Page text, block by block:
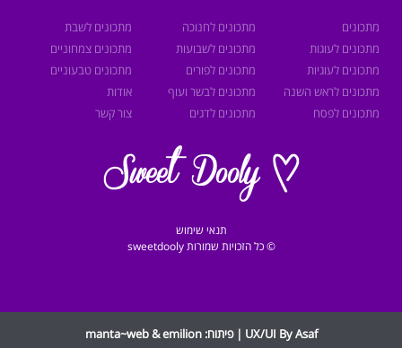
מתכונים
מתכונים לעוגות
מתכונים לעוגיות
מתכונים לראש השנה
מתכונים לפסח
מתכונים לחנוכה
מתכונים לשבועות
מתכונים לפורים
מתכונים לבשר ועוף
מתכונים לדגים
מתכונים לשבת
מתכונים צמחוניים
מתכונים טבעוניים
אודות
צור קשר
תנאי שימוש
© כל הזכויות שמורות sweetdooly
UX/UI By Asaf | פיתוח: manta~web&emilion